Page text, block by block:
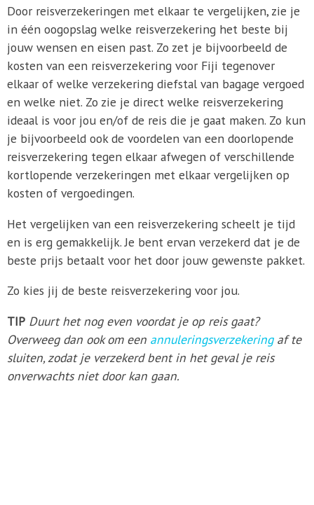
Door reisverzekeringen met elkaar te vergelijken, zie je
in één oogopslag welke reisverzekering het beste bij
jouw wensen en eisen past. Zo zet je bijvoorbeeld de
kosten van een reisverzekering voor Fiji tegenover
elkaar of welke verzekering diefstal van bagage vergoed
en welke niet. Zo zie je direct welke reisverzekering
ideaal is voor jou en/of de reis die je gaat maken. Zo kun
je bijvoorbeeld ook de voordelen van een doorlopende
reisverzekering tegen elkaar afwegen of verschillende
kortlopende verzekeringen met elkaar vergelijken op
kosten of vergoedingen.
Het vergelijken van een reisverzekering scheelt je tijd
en is erg gemakkelijk. Je bent ervan verzekerd dat je de
beste prijs betaalt voor het door jouw gewenste pakket.
Zo kies jij de beste reisverzekering voor jou.
TIP Duurt het nog even voordat je op reis gaat?
Overweeg dan ook om een annuleringsverzekeringaf te
sluiten, zodat je verzekerd bent in het geval je reis
onverwachts niet door kan gaan.